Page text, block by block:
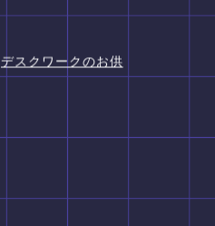
デスクワークのお供